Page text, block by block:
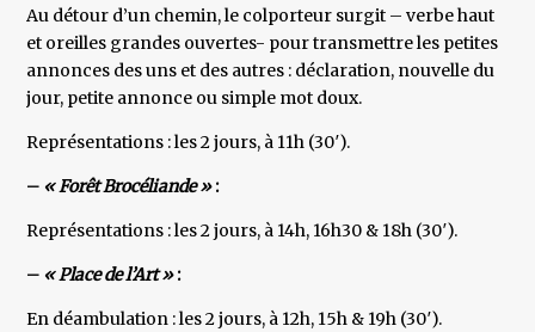
Au détour d’un chemin, le colporteur surgit – verbe haut
et oreilles grandes ouvertes- pour transmettre les petites
annonces des uns et des autres : déclaration, nouvelle du
jour, petite annonce ou simple mot doux.
Représentations : les 2 jours, à 11h (30′).
– « Forêt Brocéliande »:
Représentations : les 2 jours, à 14h, 16h30 & 18h (30′).
– « Place de l’Art »:
En déambulation : les 2 jours, à 12h, 15h & 19h (30′).